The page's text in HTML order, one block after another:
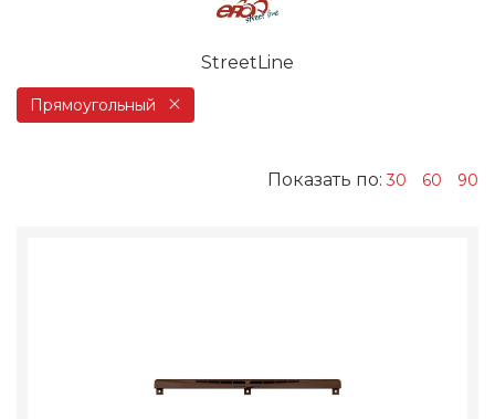
StreetLine
Прямоугольный
Показать по:30 60 90